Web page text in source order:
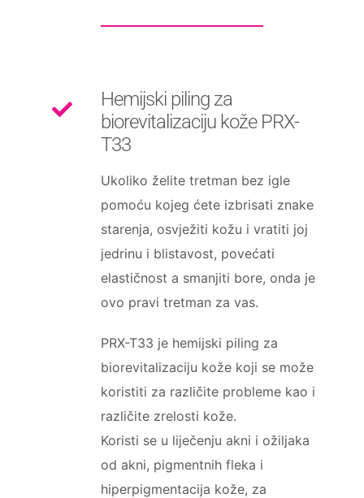
Hemijski piling za
biorevitalizaciju kože PRX-
T33
Ukoliko želite tretman bez igle
pomoću kojeg ćete izbrisati znake
starenja, osvježiti kožu i vratiti joj
jedrinu i blistavost, povećati
elastičnost a smanjiti bore, onda je
ovo pravi tretman za vas.
PRX-T33 je hemijski piling za
biorevitalizaciju kože koji se može
koristiti za različite probleme kao i
različite zrelosti kože.
Koristi se u liječenju akni i ožiljaka
od akni, pigmentnih fleka i
hiperpigmentacija kože, za